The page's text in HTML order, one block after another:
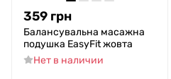
359 грн
Балансувальна масажна
подушка EasyFit жовта
Нет в наличии